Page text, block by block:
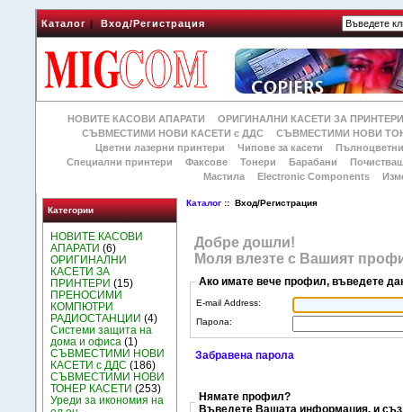
Каталог|Вход/Регистрация
НОВИТЕ КАСОВИ АПАРАТИ
ОРИГИНАЛНИ КАСЕТИ ЗА
СЪВМЕСТИМИ НОВИ КАСЕТИ с ДДС
СЪВМЕСТИМИ НОВИ
Цветни лазерни принтери
Чипове за касети
Специални принтери
Факсове Тонери Барабани
Мастила
Electronic Components
Категории
НОВИТЕ КАСОВИ
АПАРАТИ (6)
ОРИГИНАЛНИ
КАСЕТИ ЗА
ПРИНТЕРИ (15)
ПРЕНОСИМИ
КОМПЮТРИ
РАДИОСТАНЦИИ (4)
Системи защита на
дома и офиса (1)
СЪВМЕСТИМИ НОВИ
КАСЕТИ с ДДС (186)
СЪВМЕСТИМИ НОВИ
ТОНЕР КАСЕТИ (253)
Уреди за икономия на
Каталог :: Вход/Регистрация
Добре дошли!
Моля влезте с Вашият
Ако имате вече профил, въведете
E-mail Address:
Парола:
Забравена парола
Нямате профил?
Въведете Вашата информация, и